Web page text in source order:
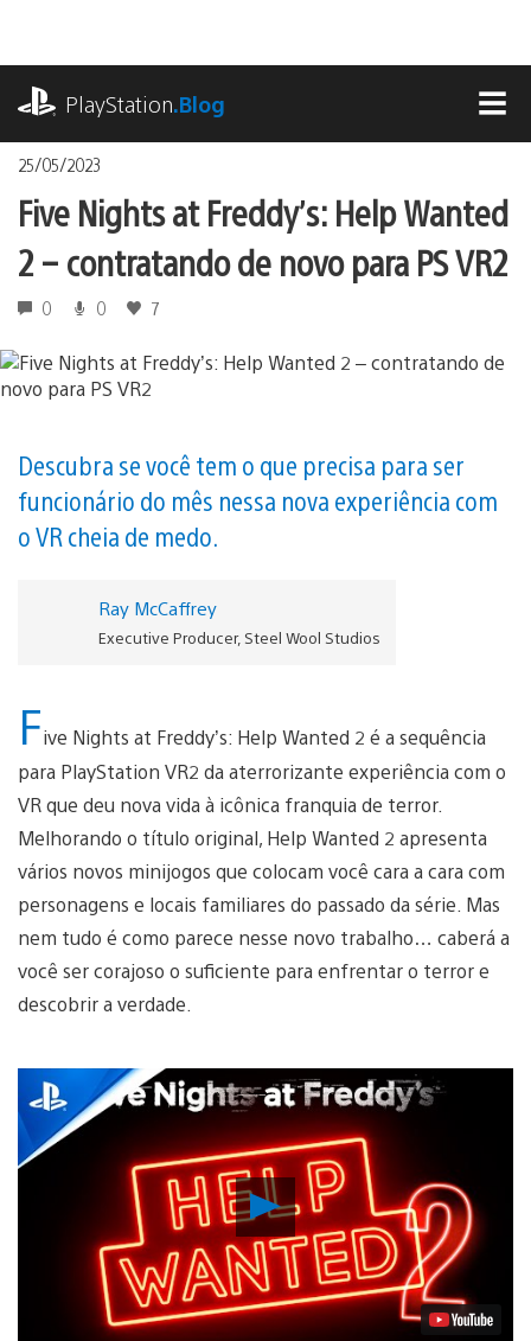
o
conteúdo
PlayStation.Blog
25/05/2023
Five Nights at Freddy’s: Help Wanted
2 – contratando de novo para PS VR2
0 0 7
Descubra se você tem o que precisa para ser
funcionário do mês nessa nova experiência com
o VR cheia de medo.
Ray McCaffrey
Executive Producer, Steel Wool Studios
Five Nights at Freddy’s: Help Wanted 2 é a sequência
para PlayStation VR2 da aterrorizante experiência com o
VR que deu nova vida à icônica franquia de terror.
Melhorando o título original, Help Wanted 2 apresenta
vários novos minijogos que colocam você cara a cara com
personagens e locais familiares do passado da série. Mas
nem tudo é como parece nesse novo trabalho… caberá a
você ser corajoso o suficiente para enfrentar o terror e
descobrir a verdade.
Reproduzir
Vídeo